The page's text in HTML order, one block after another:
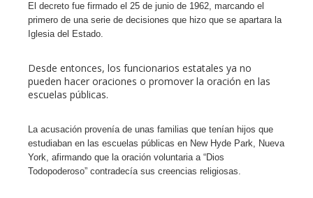
El decreto fue firmado el 25 de junio de 1962, marcando el
primero de una serie de decisiones que hizo que se apartara la
Iglesia del Estado.
Desde entonces, los funcionarios estatales ya no
pueden hacer oraciones o promover la oración en las
escuelas públicas.
La acusación provenía de unas familias que tenían hijos que
estudiaban en las escuelas públicas en New Hyde Park, Nueva
York, afirmando que la oración voluntaria a “Dios
Todopoderoso” contradecía sus creencias religiosas.